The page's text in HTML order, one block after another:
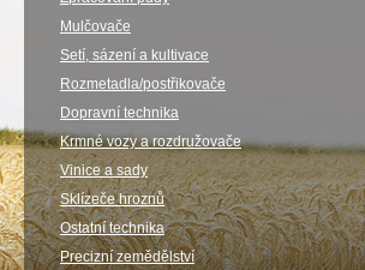
Mulčovače
Setí, sázení a kultivace
Rozmetadla/postřikovače
Dopravní technika
Krmné vozy a rozdružovače
Vinice a sady
Sklízeče hroznů
Ostatní technika
Precizní zemědělství